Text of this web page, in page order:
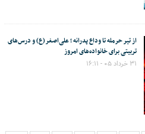
از تیر حرمله تا وداع پدرانه ؛ علی‌اصغر(ع) و درس‌های
تربیتی برای خانواده‌های امروز
۳۱ خرداد ۰۵ - ۱۶:۱۱